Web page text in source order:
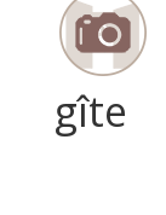
gîte